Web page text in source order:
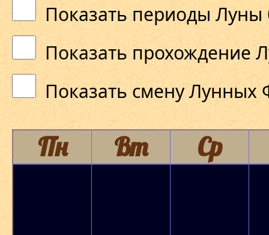
Показать периоды Луны
Показать прохождение
Показать смену Лунных
Пн Вт Ср